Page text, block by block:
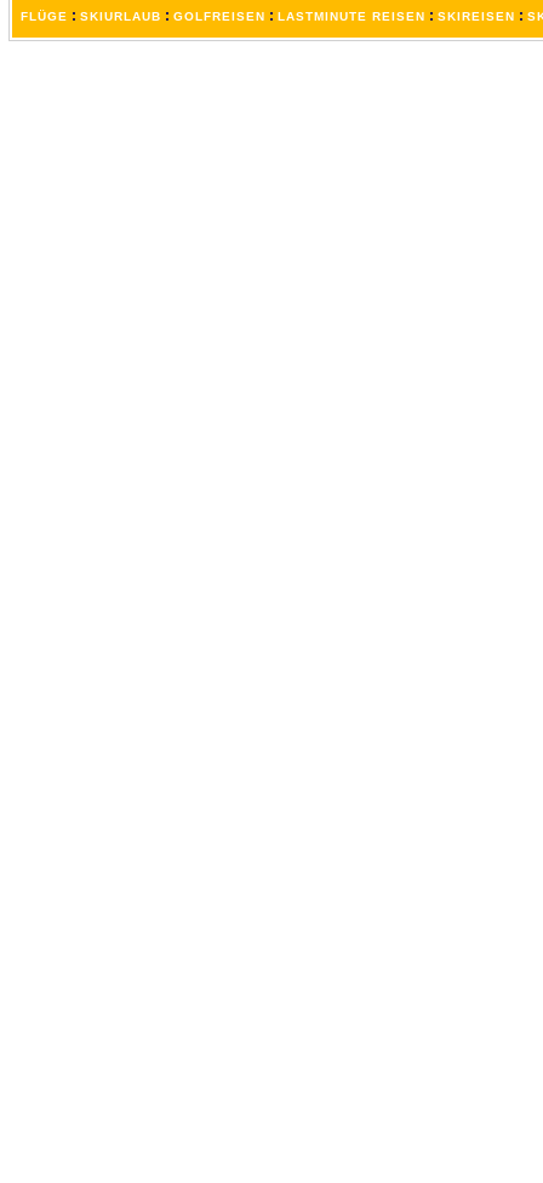
FLÜGE : SKIURLAUB : GOLFREISEN : LASTMINUTE REISEN : SKIREISEN :